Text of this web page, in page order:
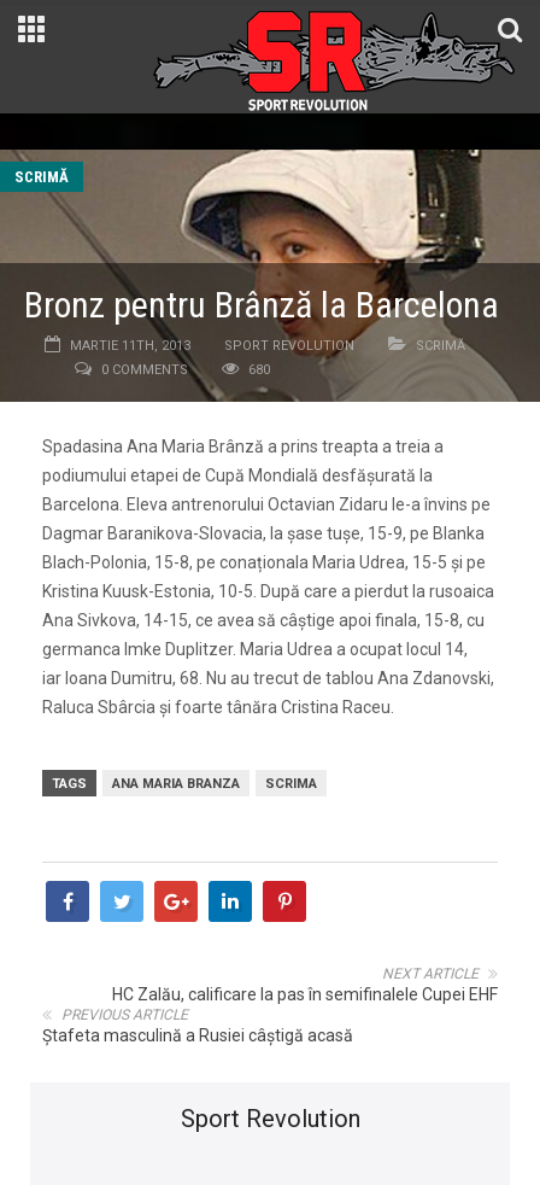
SCRIMĂ
Bronz pentru Brânză la Barcelona
MARTIE 11TH, 2013 SPORT REVOLUTION
SCRIMĂ
0 COMMENTS
680
Spadasina Ana Maria Brânză a prins treapta a treia a
podiumului etapei de Cupă Mondială desfășurată la
Barcelona. Eleva antrenorului Octavian Zidaru le-a învins pe
Dagmar Baranikova-Slovacia, la șase tușe, 15-9, pe Blanka
Blach-Polonia, 15-8, pe conaționala Maria Udrea, 15-5 și pe
Kristina Kuusk-Estonia, 10-5. După care a pierdut la rusoaica
Ana Sivkova, 14-15, ce avea să câștige apoi finala, 15-8, cu
germanca Imke Duplitzer. Maria Udrea a ocupat locul 14,
iar Ioana Dumitru, 68. Nu au trecut de tablou Ana Zdanovski,
Raluca Sbârcia și foarte tânăra Cristina Raceu.
TAGS ANA MARIA BRANZA SCRIMA
NEXT ARTICLE
HC Zalău, calificare la pas în semifinalele Cupei EHF
PREVIOUS ARTICLE
Ștafeta masculină a Rusiei câștigă acasă
Sport Revolution